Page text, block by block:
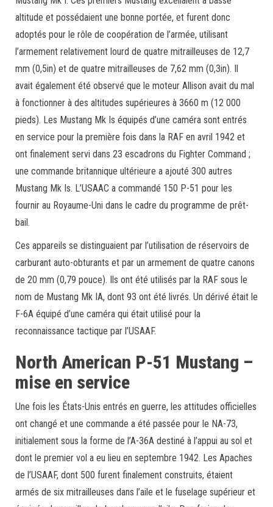
altitude et possédaient une bonne portée, et furent donc
adoptés pour le rôle de coopération de l’armée, utilisant
l’armement relativement lourd de quatre mitrailleuses de 12,7
mm (0,5in) et de quatre mitrailleuses de 7,62 mm (0,3in). Il
avait également été observé que le moteur Allison avait du mal
à fonctionner à des altitudes supérieures à 3660 m (12 000
pieds). Les Mustang Mk Is équipés d’une caméra sont entrés
en service pour la première fois dans la RAF en avril 1942 et
ont finalement servi dans 23 escadrons du Fighter Command ;
une commande britannique ultérieure a ajouté 300 autres
Mustang Mk Is. L’USAAC a commandé 150 P-51 pour les
fournir au Royaume-Uni dans le cadre du programme de prêt-
bail.
Ces appareils se distinguaient par l’utilisation de réservoirs de
carburant auto-obturants et par un armement de quatre canons
de 20 mm (0,79 pouce). Ils ont été utilisés par la RAF sous le
nom de Mustang Mk IA, dont 93 ont été livrés. Un dérivé était le
F-6A équipé d’une caméra qui était utilisé pour la
reconnaissance tactique par l’USAAF.
North American P-51 Mustang –
mise en service
Une fois les États-Unis entrés en guerre, les attitudes officielles
ont changé et une commande a été passée pour le NA-73,
initialement sous la forme de l’A-36A destiné à l’appui au sol et
dont le premier vol a eu lieu en septembre 1942. Les Apaches
de l’USAAF, dont 500 furent finalement construits, étaient
armés de six mitrailleuses dans l’aile et le fuselage supérieur et